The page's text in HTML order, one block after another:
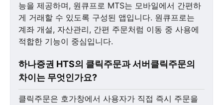
능을 제공하며, 원큐프로 MTS는 모바일에서 간편하
게 거래할 수 있도록 구성된 앱입니다. 원큐프로는
계좌 개설, 자산관리, 간편 주문처럼 이동 중 사용에
적합한 기능이 중심입니다.
하나증권 HTS의 클릭주문과 서버클릭주문의
차이는 무엇인가요?
클릭주문은 호가창에서 사용자가 직접 즉시 주문을